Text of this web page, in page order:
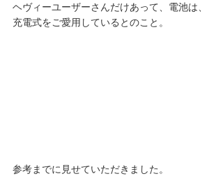
ヘヴィーユーザーさんだけあって、電池は、
充電式をご愛用しているとのこと。
参考までに見せていただきました。